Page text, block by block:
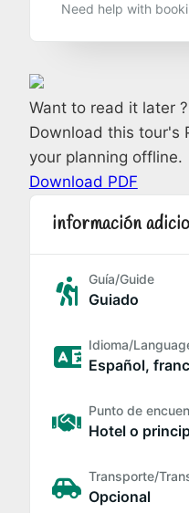
Review
Need help with
Want to read it later ?
Download this tour's
your planning offline.
Download PDF
información
Guía/Guide
Guiado
Idioma/
Español,
Punto de
Hotel o
Transporte/
Opcional